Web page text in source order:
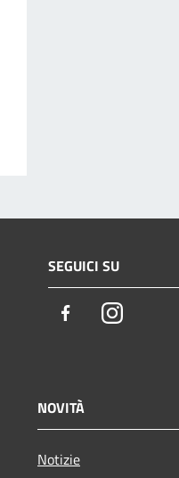
SEGUICI SU
FacebookInstagram
NOVITÀ
Notizie